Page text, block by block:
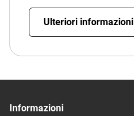
Ulteriori informazioni
Informazioni